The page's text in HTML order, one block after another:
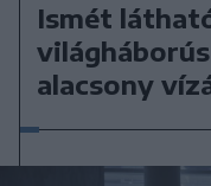
Ismét
alacsony